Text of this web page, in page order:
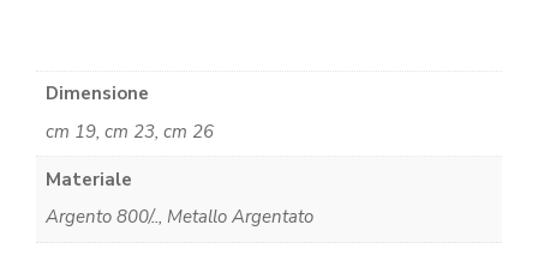
Dimensione
cm 19, cm 23, cm 26
Materiale
Argento 800/.., Metallo Argentato